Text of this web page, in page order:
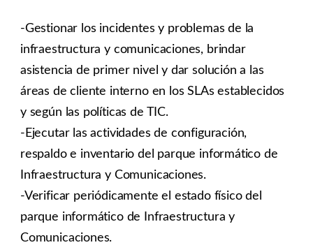
-Gestionar los incidentes y problemas de la
infraestructura y comunicaciones, brindar
asistencia de primer nivel y dar solución a las
áreas de cliente interno en los SLAs establecidos
y según las políticas de TIC.
-Ejecutar las actividades de configuración,
respaldo e inventario del parque informático de
Infraestructura y Comunicaciones.
-Verificar periódicamente el estado físico del
parque informático de Infraestructura y
Comunicaciones.